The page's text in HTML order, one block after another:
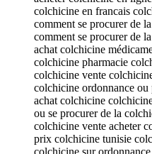
colchicine en francais
comment se procurer de
comment se procurer de
achat colchicine
colchicine pharmacie
colchicine vente
colchicine ordonnance
achat colchicine
ou se procurer de la
colchicine vente acheter
prix colchicine tunisie
colchicine sur